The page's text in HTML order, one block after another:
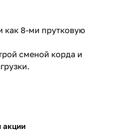
как 8-ми прутковую
сменой корда и
акции